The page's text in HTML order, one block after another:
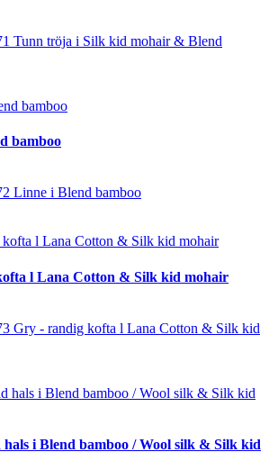
Tunn tröja i Silk kid mohair & Blend
bamboo
Linne i Blend bamboo
l Lana Cotton & Silk kid mohair
Gry - randig kofta l Lana Cotton & Silk kid
hals i Blend bamboo / Wool silk & Silk kid